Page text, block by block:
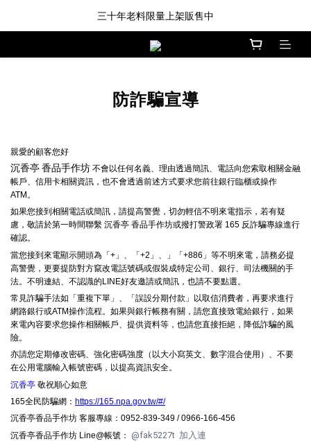
新品登場!! \印尼馬來沉香/
三十年老料限量上架販售中
**7/17-7/19** 免運派對
防詐騙宣導
親愛的顧客您好
沉香亭 香品手作坊 不會以任何名義、理由透過簡訊、電話向您索取相關金融
帳戶、信用卡相關資訊，也不會透過前述方式要求您前往銀行臨櫃或操作
ATM。
如果您接到相關電話或簡訊，請提高警覺，切勿輕信不明來電指示，若有疑
慮，敬請於第一時間聯繫 沉香亭 香品手作坊或撥打警政署 165 反詐騙專線進行
確認。
當您接到來電顯示開頭為「+」、「+2」、」「+886」等不明來電，請務必提
高警覺，更要提防對方竄改電話號碼或假裝成特定公司、銀行、司法機關的手
法。不明連結、不認識的LINE好友邀請或簡訊，也請不要點選。
常見詐騙手法如「重複下單」、「誤設分期付款」以取信消費者，再要求進行
網路銀行或ATM操作流程。如果與銀行帳務有關，請您直接致電給銀行，如果
來電內容要求您操作相關帳戶、提供資料等，也請您直接拒絕，降低詐騙的風
險。
亦請您定期修改密碼、強化密碼強度（以大小寫英文、數字混合使用）、不要
在公用電腦輸入帳號密碼，以提高資訊安全。
沉香亭 敬祝順心如意
165全民防騙網： https://165.npa.gov.tw/#/
沉香亭香品手作坊 客服專線：0952-839-349 / 0966-166-456
沉香亭香品手作坊 Line@帳號： @fak5227t 加入連